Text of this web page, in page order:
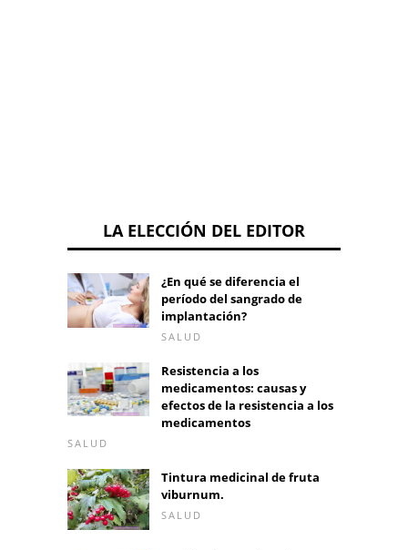
LA ELECCIÓN DEL EDITOR
¿En qué se diferencia el
período del sangrado de
implantación?
SALUD
Resistencia a los
medicamentos: causas y
efectos de la resistencia a los
medicamentos
SALUD
Tintura medicinal de fruta
viburnum.
SALUD